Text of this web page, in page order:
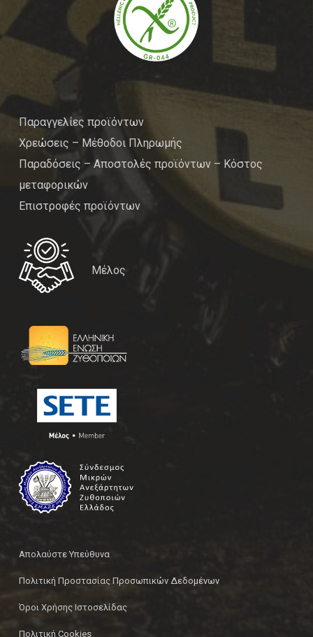
Παραγγελίες προϊόντων
Χρεώσεις – Μέθοδοι Πληρωμής
Παραδόσεις – Αποστολές προϊόντων – Κόστος
μεταφορικών
Επιστροφές προϊόντων
Μέλος
Απολαύστε Υπεύθυνα
Πολιτική Προστασίας Προσωπικών Δεδομένων
Όροι Χρήσης Ιστοσελίδας
Πολιτική Cookies